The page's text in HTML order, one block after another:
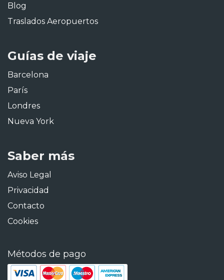
Blog
Traslados Aeropuertos
Guías de viaje
Barcelona
París
Londres
Nueva York
Saber más
Aviso Legal
Privacidad
Contacto
Cookies
Métodos de pago